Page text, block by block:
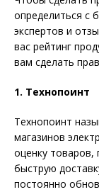
определиться с
экспертов и
вас рейтинг
вам сделать
1. Технопоинт
Технопоинт
магазинов
оценку товаров,
быструю
постоянно